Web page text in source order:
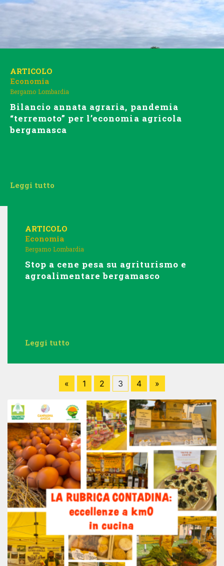
ARTICOLO
Economia
Bergamo Lombardia
Bilancio annata agraria, pandemia
“terremoto” per l’economia agricola
bergamasca
Leggi tutto
ARTICOLO
Economia
Bergamo Lombardia
Stop a cene pesa su agriturismo e
agroalimentare bergamasco
Leggi tutto
« 1 2 3 4 »